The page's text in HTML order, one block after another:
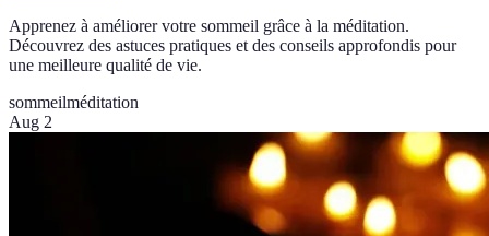
Apprenez à améliorer votre sommeil grâce à la méditation.
Découvrez des astuces pratiques et des conseils approfondis pour
une meilleure qualité de vie.
sommeilméditation
Aug 2